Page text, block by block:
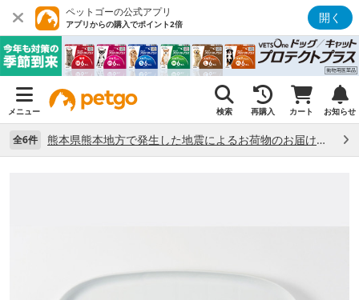
ペットゴーの公式アプリ
アプリからの購入でポイント2倍 開く
メニュー 検索 再購入 カート お知らせ
全6件 熊本県熊本地方で発生した地震によるお荷物のお届け状況について （7/28）